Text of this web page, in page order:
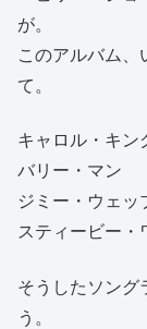
が。
このアルバム、
て。
キャロル・キン
バリー・マン
ジミー・ウェッ
スティービー・
そうしたソング
う。